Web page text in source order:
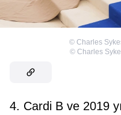
© Charles
© Charles
4. Cardi B ve 2019